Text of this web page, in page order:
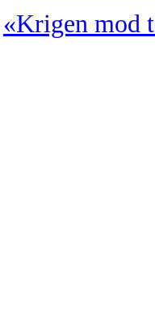
«Krigen mod